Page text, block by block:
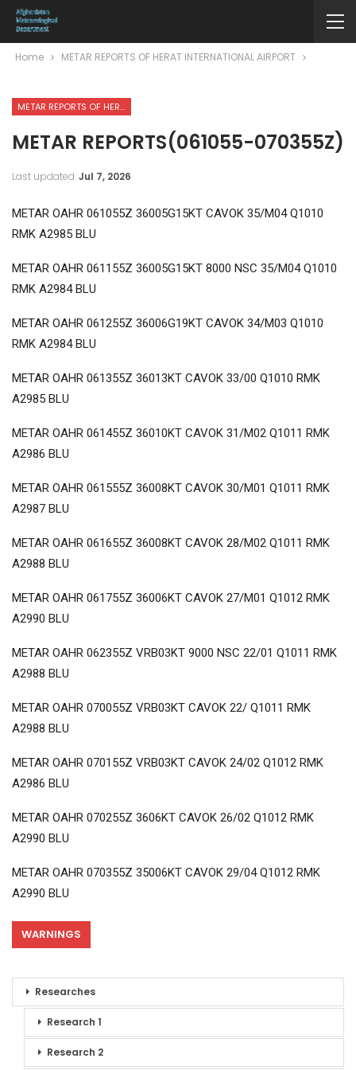
Home METAR REPORTS OF HERAT INTERNATIONAL AIRPORT
METAR REPORTS OF HERAT INTERNATIONAL AIRPORT
METAR REPORTS(061055-070355Z)
Last updated Jul 7, 2026
METAR OAHR 061055Z 36005G15KT CAVOK 35/M04 Q1010
RMK A2985 BLU
METAR OAHR 061155Z 36005G15KT 8000 NSC 35/M04 Q1010
RMK A2984 BLU
METAR OAHR 061255Z 36006G19KT CAVOK 34/M03 Q1010
RMK A2984 BLU
METAR OAHR 061355Z 36013KT CAVOK 33/00 Q1010 RMK
A2985 BLU
METAR OAHR 061455Z 36010KT CAVOK 31/M02 Q1011 RMK
A2986 BLU
METAR OAHR 061555Z 36008KT CAVOK 30/M01 Q1011 RMK
A2987 BLU
METAR OAHR 061655Z 36008KT CAVOK 28/M02 Q1011 RMK
A2988 BLU
METAR OAHR 061755Z 36006KT CAVOK 27/M01 Q1012 RMK
A2990 BLU
METAR OAHR 062355Z VRB03KT 9000 NSC 22/01 Q1011 RMK
A2988 BLU
METAR OAHR 070055Z VRB03KT CAVOK 22/ Q1011 RMK
A2988 BLU
METAR OAHR 070155Z VRB03KT CAVOK 24/02 Q1012 RMK
A2986 BLU
METAR OAHR 070255Z 3606KT CAVOK 26/02 Q1012 RMK
A2990 BLU
METAR OAHR 070355Z 35006KT CAVOK 29/04 Q1012 RMK
A2990 BLU
WARNINGS
Researches
Research 1
Research 2